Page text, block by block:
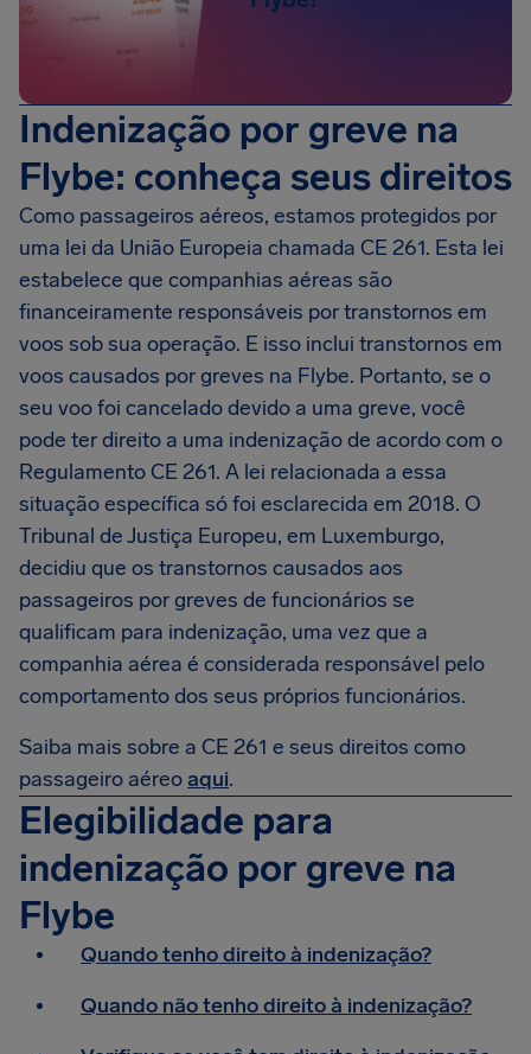
Indenização por greve na
Flybe: conheça seus direitos
Como passageiros aéreos, estamos protegidos por
uma lei da União Europeia chamada CE 261. Esta lei
estabelece que companhias aéreas são
financeiramente responsáveis por transtornos em
voos sob sua operação. E isso inclui transtornos em
voos causados por greves na Flybe. Portanto, se o
seu voo foi cancelado devido a uma greve, você
pode ter direito a uma indenização de acordo com o
Regulamento CE 261. A lei relacionada a essa
situação específica só foi esclarecida em 2018. O
Tribunal de Justiça Europeu, em Luxemburgo,
decidiu que os transtornos causados aos
passageiros por greves de funcionários se
qualificam para indenização, uma vez que a
companhia aérea é considerada responsável pelo
comportamento dos seus próprios funcionários.
Saiba mais sobre a CE 261 e seus direitos como
passageiro aéreoaqui.
Elegibilidade para
indenização por greve na
Flybe
Quando tenho direito à indenização?
Quando não tenho direito à indenização?